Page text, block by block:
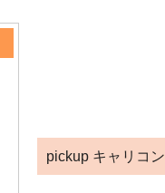
pickup キャリコン